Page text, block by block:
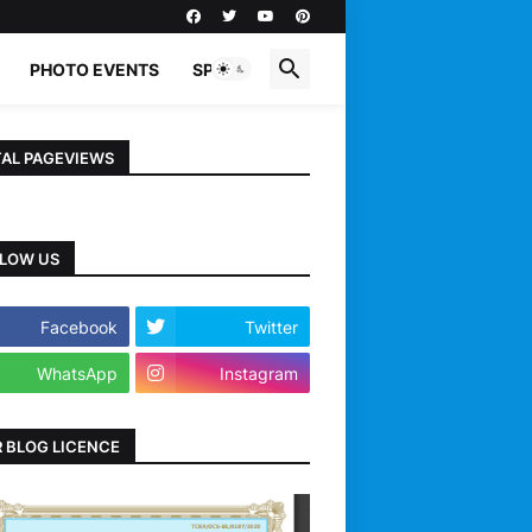
PHOTO EVENTS SPORTS
PAGEVIEWS
US
Facebook Twitter
WhatsApp Instagram
BLOG LICENCE